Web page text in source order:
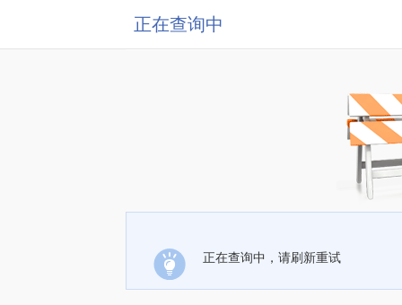
正在查询中
正在查询中，请刷新重试